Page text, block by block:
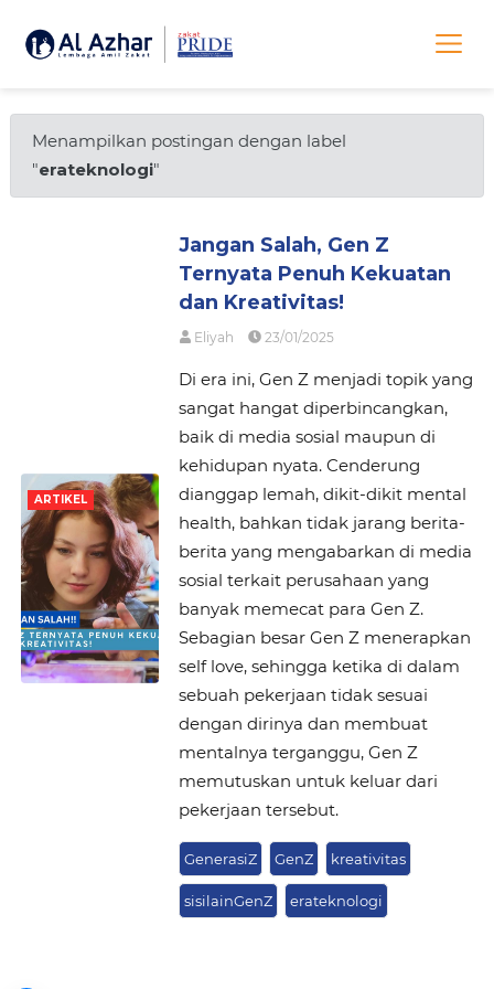
Menampilkan postingan dengan label
"erateknologi"
ARTIKEL
Jangan Salah, Gen Z
Ternyata Penuh Kekuatan
dan Kreativitas!
Eliyah 23/01/2025
Di era ini, Gen Z menjadi topik yang
sangat hangat diperbincangkan,
baik di media sosial maupun di
kehidupan nyata. Cenderung
dianggap lemah, dikit-dikit mental
health, bahkan tidak jarang berita-
berita yang mengabarkan di media
sosial terkait perusahaan yang
banyak memecat para Gen Z.
Sebagian besar Gen Z menerapkan
self love, sehingga ketika di dalam
sebuah pekerjaan tidak sesuai
dengan dirinya dan membuat
mentalnya terganggu, Gen Z
memutuskan untuk keluar dari
pekerjaan tersebut.
GenerasiZ GenZ kreativitas
sisilainGenZ erateknologi